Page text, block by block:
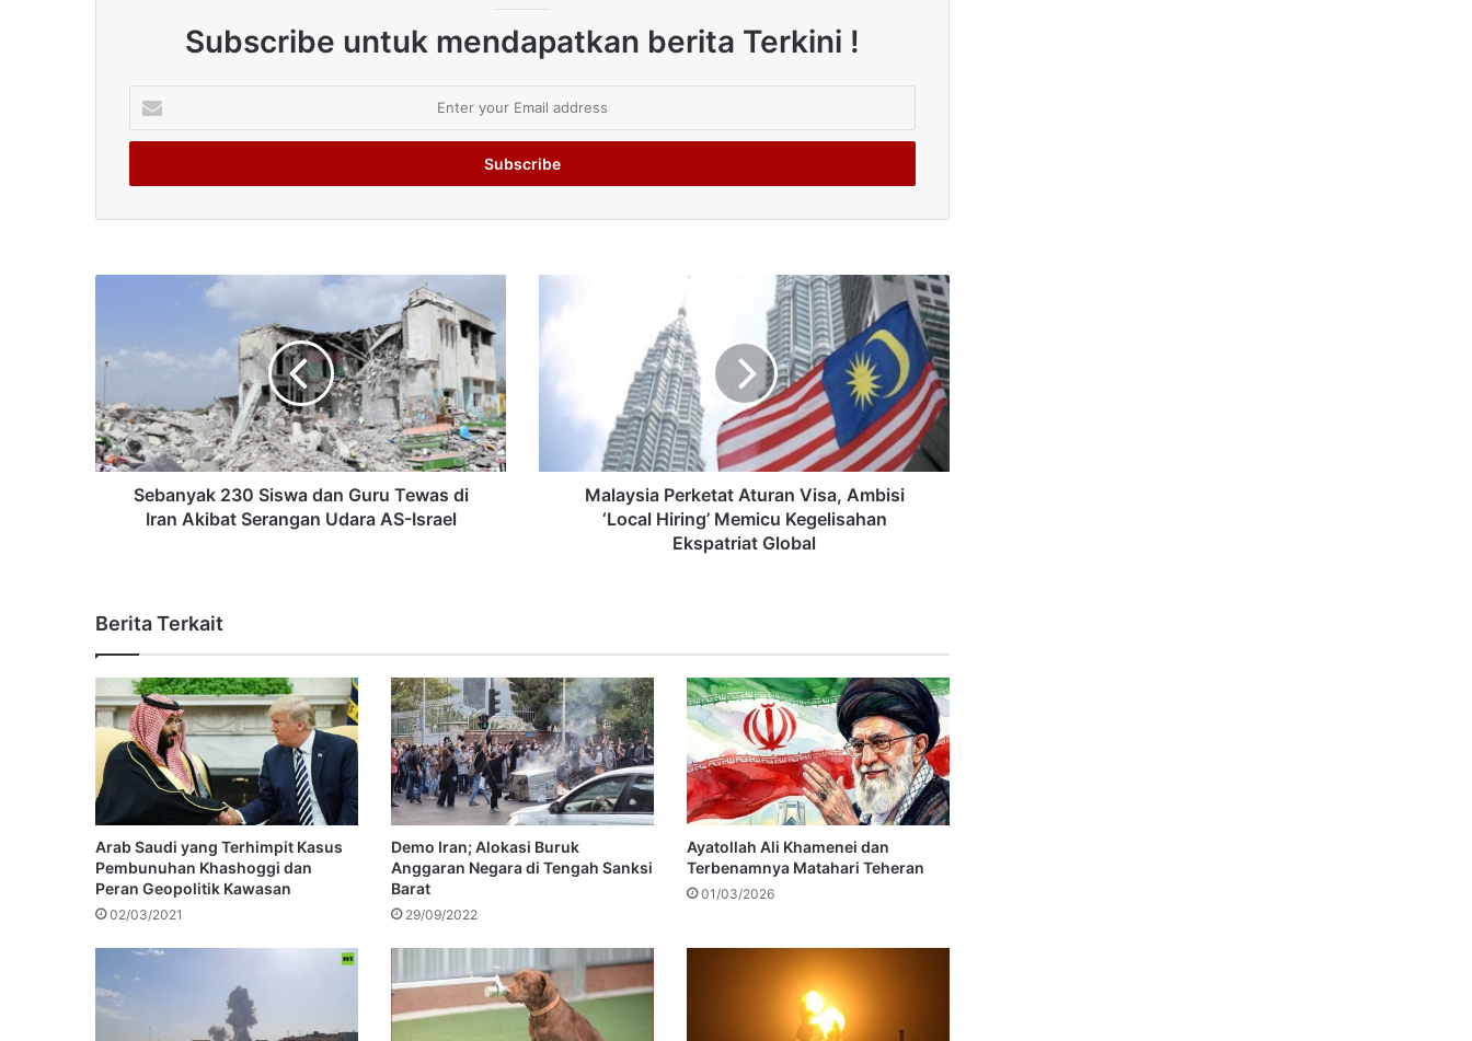
Subscribe untuk mendapatkan berita Terkini !
your
Email
Sebanyak 230 Siswa dan Guru Tewas di
Iran Akibat Serangan Udara AS-Israel
Malaysia Perketat Aturan Visa, Ambisi
‘Local Hiring’ Memicu Kegelisahan
Ekspatriat Global
Berita Terkait
Arab Saudi yang Terhimpit Kasus
Pembunuhan Khashoggi dan
Peran Geopolitik Kawasan
02/03/2021
Demo Iran; Alokasi Buruk
Anggaran Negara di Tengah Sanksi
Barat
29/09/2022
Ayatollah Ali Khamenei dan
Terbenamnya Matahari Teheran
01/03/2026